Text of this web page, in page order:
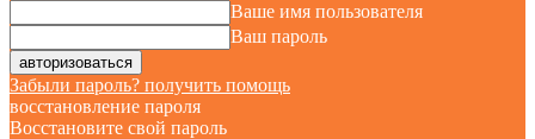
Ваше имя пользователя
Ваш пароль
Забыли пароль? получить помощь
восстановление пароля
Восстановите свой пароль